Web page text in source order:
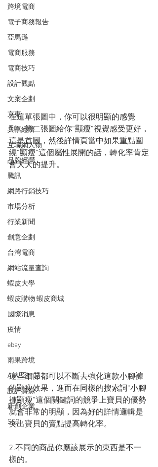
跨境電商
電子商務報告
亞馬遜
電商服務
電商技巧
設計觀點
文案企劃
京東
共享經濟
互聯網人物
品牌經營
騰訊
網路行銷技巧
市場分析
行業新聞
創意企劃
台灣電商
網站流量查詢
蝦皮大學
蝦皮購物 蝦皮商城
國際消息
疫情
ebay
雨果跨境
AI人工智慧
設計資源
新創企業
SEO
在這單張圖中，你可以很明顯的感覺
到，第二張圖給你“顯瘦”視覺感受更好，
這是首圖，然後詳情頁當中如果重點圍
繞“顯瘦”這個屬性展開的話，轉化率肯定
會大大的提升。
這些細節都可以不斷去強化這款小腳褲
的顯瘦效果，進而在同樣的搜索詞“小腳
褲顯瘦”這個關鍵詞的競爭上寶貝的優勢
就會非常的明顯，因為好的詳情邏輯是
突出寶貝的賣點提高轉化率。
2.不同的商品你應該展示的東西是不一
樣的。